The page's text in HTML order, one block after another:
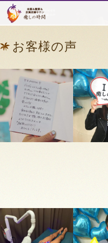
はじめに
メニュー・料金
お客様の声
セラピスト紹介
お客様の声
お客様の声